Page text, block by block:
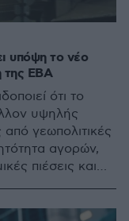
υπόψη το νέο
EBA
ότι το
υψηλής
γεωπολιτικές
αγορών,
πιέσεις και